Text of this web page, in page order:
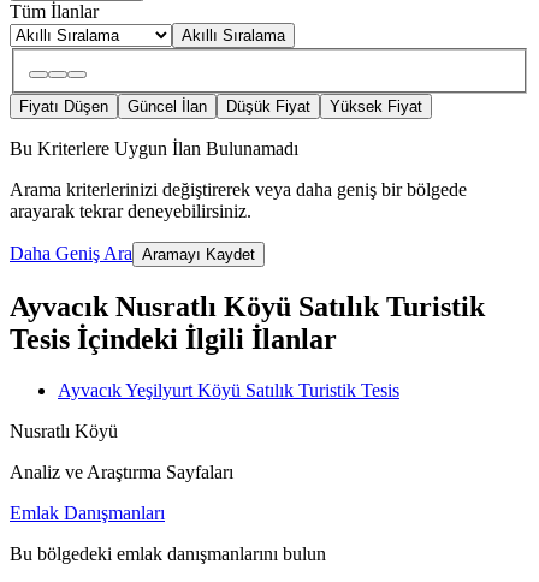
Tüm İlanlar
Akıllı Sıralama
Fiyatı Düşen Güncel İlan Düşük Fiyat Yüksek Fiyat
Bu Kriterlere Uygun İlan Bulunamadı
Arama kriterlerinizi değiştirerek veya daha geniş bir bölgede
arayarak tekrar deneyebilirsiniz.
Daha Geniş Ara Aramayı Kaydet
Ayvacık Nusratlı Köyü Satılık Turistik
Tesis İçindeki İlgili İlanlar
Ayvacık Yeşilyurt Köyü Satılık Turistik Tesis
Nusratlı Köyü
Analiz ve Araştırma Sayfaları
Emlak Danışmanları
Bu bölgedeki emlak danışmanlarını bulun